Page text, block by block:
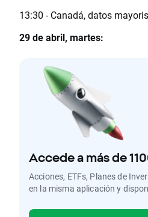
13:30 - Canadá, datos
29 de abril, martes:
Accede a más de
Acciones, ETFs, Planes de
en la misma aplicación y